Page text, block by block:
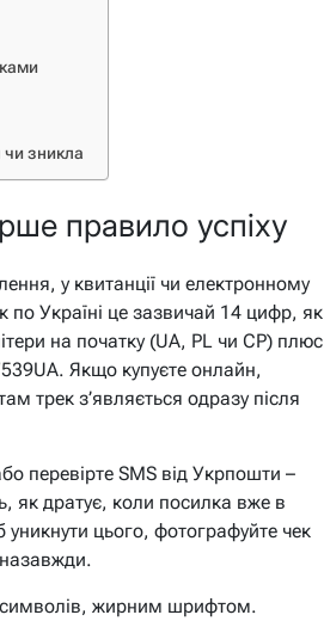
зникла
правило успіху
у квитанції чи електронному
по Україні це зазвичай 14 цифр, як
на початку (UA, PL чи CP) плюс
Якщо купуєте онлайн,
трек з’являється одразу після
перевірте SMS від Укрпошти –
як дратує, коли посилка вже в
цього, фотографуйте чек
жирним шрифтом.